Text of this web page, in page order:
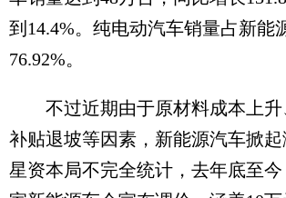
到14.4%。纯电动汽车销量占新能
76.92%。
不过近期由于原材料成本上升
补贴退坡等因素，新能源汽车掀
星资本局不完全统计，去年底至